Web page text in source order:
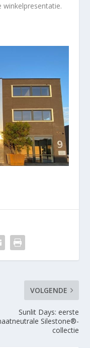
winkelpresentatie.
VOLGENDE
Sunlit Days: eerste
Silestone®-
collectie